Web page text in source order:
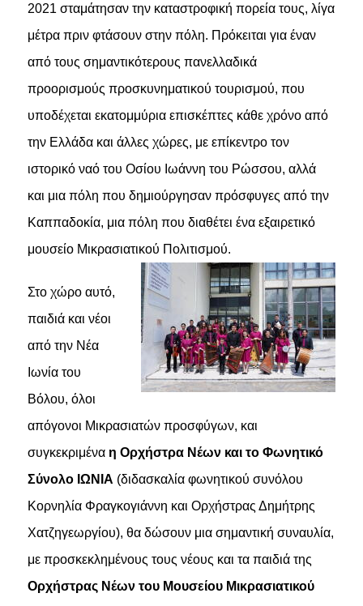
2021 σταμάτησαν την καταστροφική πορεία τους, λίγα
μέτρα πριν φτάσουν στην πόλη. Πρόκειται για έναν
από τους σημαντικότερους πανελλαδικά
προορισμούς προσκυνηματικού τουρισμού, που
υποδέχεται εκατομμύρια επισκέπτες κάθε χρόνο από
την Ελλάδα και άλλες χώρες, με επίκεντρο τον
ιστορικό ναό του Οσίου Ιωάννη του Ρώσσου, αλλά
και μια πόλη που δημιούργησαν πρόσφυγες από την
Καππαδοκία, μια πόλη που διαθέτει ένα εξαιρετικό
μουσείο Μικρασιατικού Πολιτισμού.
Στο χώρο αυτό,
παιδιά και νέοι
από την Νέα
Ιωνία του
Βόλου, όλοι
απόγονοι Μικρασιατών προσφύγων, και
συγκεκριμένα η Ορχήστρα Νέων και το Φωνητικό
Σύνολο ΙΩΝΙΑ (διδασκαλία φωνητικού συνόλου
Κορνηλία Φραγκογιάννη και Ορχήστρας Δημήτρης
Χατζηγεωργίου), θα δώσουν μια σημαντική συναυλία,
με προσκεκλημένους τους νέους και τα παιδιά της
Ορχήστρας Νέων του Μουσείου Μικρασιατικού